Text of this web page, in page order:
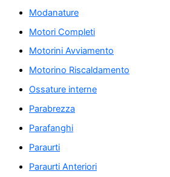
Modanature
Motori Completi
Motorini Avviamento
Motorino Riscaldamento
Ossature interne
Parabrezza
Parafanghi
Paraurti
Paraurti Anteriori